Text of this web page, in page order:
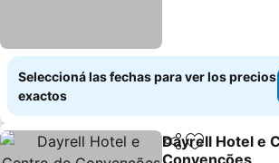
Seleccioná las fechas para ver los precios
exactos
Compartir
Añadir a
Dayrell Hotel e
Convenções